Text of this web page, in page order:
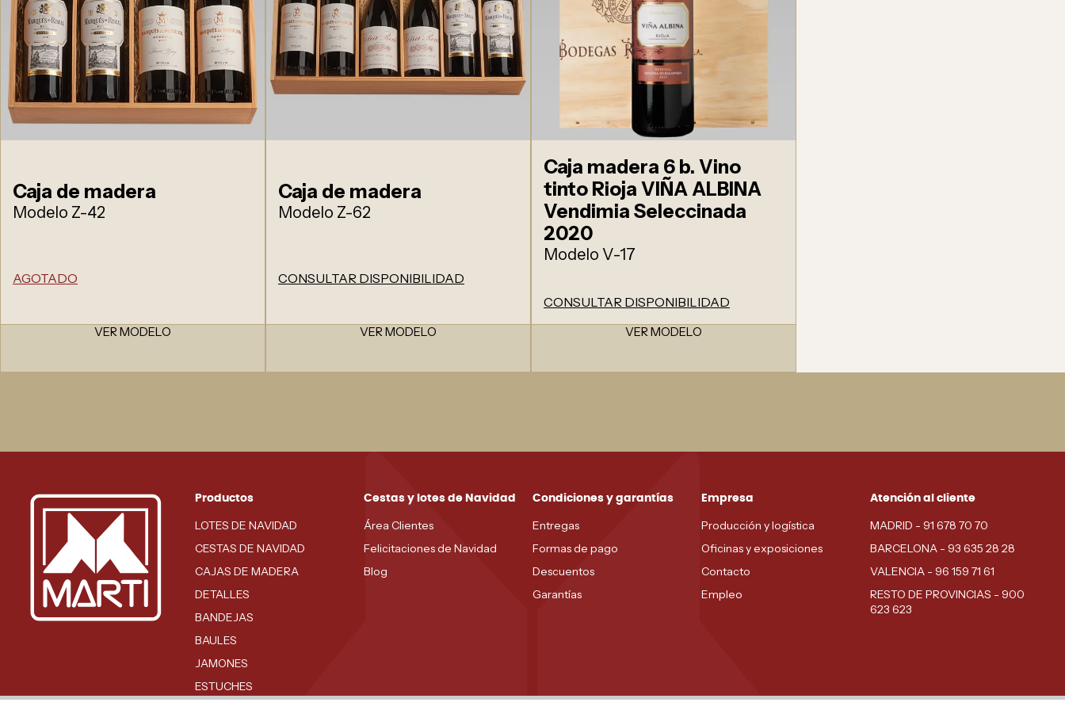
Caja de madera
Modelo Z-42
AGOTADO
VER MODELO
Caja de madera
Modelo Z-62
CONSULTAR DISPONIBILIDAD
VER MODELO
Caja madera 6 b. Vino
tinto Rioja VIÑA ALBINA
Vendimia Seleccinada
2020
Modelo V-17
CONSULTAR DISPONIBILIDAD
VER MODELO
Productos
LOTES DE NAVIDAD
CESTAS DE NAVIDAD
CAJAS DE MADERA
DETALLES
BANDEJAS
BAULES
JAMONES
ESTUCHES
Cestas y lotes de Navidad
Área Clientes
Felicitaciones de Navidad
Blog
Condiciones y garantías
Entregas
Formas de pago
Descuentos
Garantías
Empresa
Producción y logística
Oficinas y exposiciones
Contacto
Empleo
Atención al cliente
MADRID - 91 678 70 70
BARCELONA - 93 635 28 28
VALENCIA - 96 159 71 61
RESTO DE PROVINCIAS - 900
623 623